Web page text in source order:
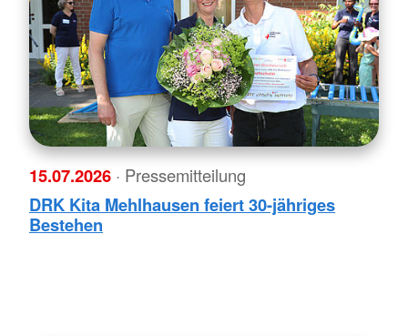
15.07.2026 · Pressemitteilung
DRK Kita Mehlhausen feiert 30-jähriges
Bestehen